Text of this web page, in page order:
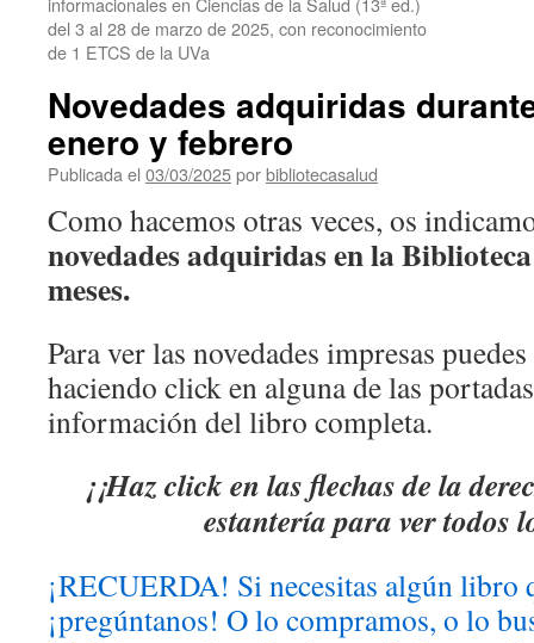
del 3 al 28 de marzo de 2025, con reconocimiento
de 1 ETCS de la UVa
Novedades adquiridas
enero y febrero
Publicada el 03/03/2025porbibliotecasalud
Como hacemos otras veces, os
novedades adquiridas en la
meses.
Para ver las novedades impresas
haciendo click en alguna de las
información del libro completa.
¡¡Haz click en las flechas de la
estantería para ver todos
¡RECUERDA! Si necesitas algún libro
¡pregúntanos! O lo compramos, o lo